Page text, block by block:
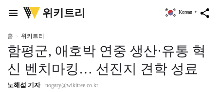
menu
위
키
리
위키트리 share
Korean ▼
홈 위키트리
함평군, 애호박 연중 생산·유통 혁
신 벤치마킹… 선진지 견학 성료
노해섭 기자 nogary@wikitree.co.kr